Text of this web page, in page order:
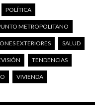
POLÍTICA
METROPOLITANO
EXTERIORES SALUD
TENDENCIAS
VIVIENDA